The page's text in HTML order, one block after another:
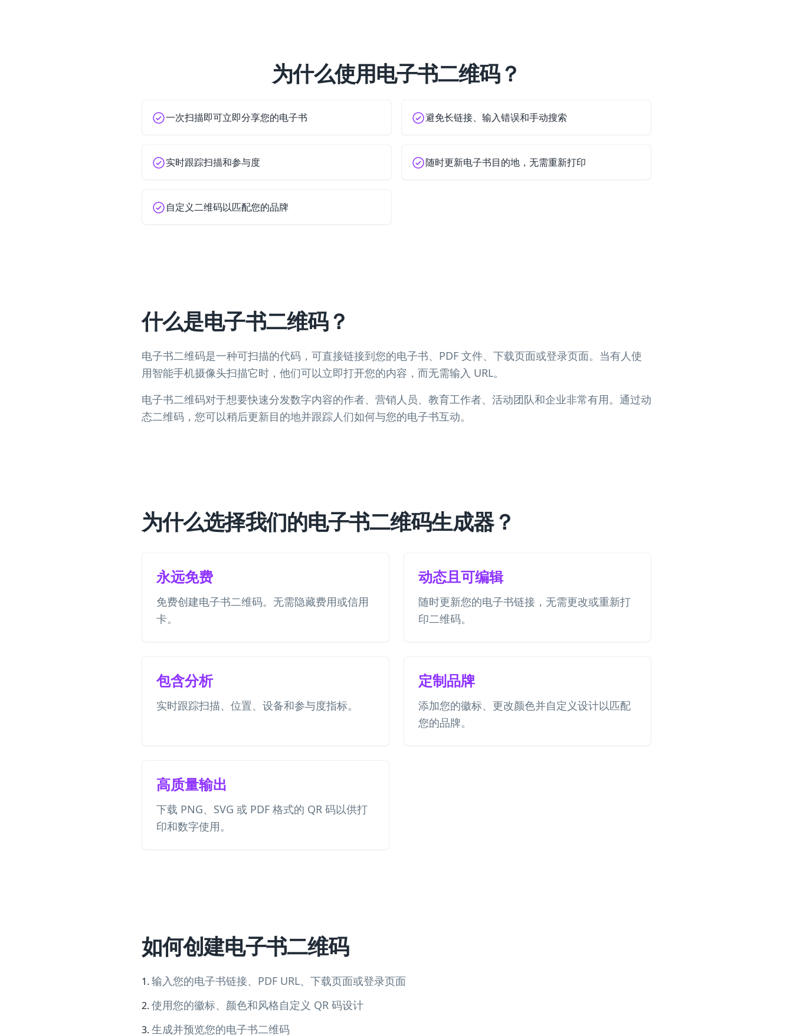
为什么使用电子书二维码？
一次扫描即可立即分享您的电子书 避免长链接、输入错误和手动搜索
实时跟踪扫描和参与度 随时更新电子书目的地，无需重新打印
自定义二维码以匹配您的品牌
什么是电子书二维码？
电子书二维码是一种可扫描的代码，可直接链接到您的电子书、PDF 文件、下载页面或登录页面。当有人使
用智能手机摄像头扫描它时，他们可以立即打开您的内容，而无需输入 URL。
电子书二维码对于想要快速分发数字内容的作者、营销人员、教育工作者、活动团队和企业非常有用。通过动
态二维码，您可以稍后更新目的地并跟踪人们如何与您的电子书互动。
为什么选择我们的电子书二维码生成器？
永远免费
免费创建电子书二维码。无需隐藏费用或信用
卡。
动态且可编辑
随时更新您的电子书链接，无需更改或重新打
印二维码。
包含分析
实时跟踪扫描、位置、设备和参与度指标。
定制品牌
添加您的徽标、更改颜色并自定义设计以匹配
您的品牌。
高质量输出
下载 PNG、SVG 或 PDF 格式的 QR 码以供打
印和数字使用。
如何创建电子书二维码
输入您的电子书链接、PDF URL、下载页面或登录页面
使用您的徽标、颜色和风格自定义 QR 码设计
生成并预览您的电子书二维码